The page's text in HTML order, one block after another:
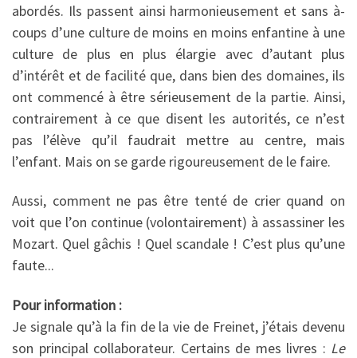
abordés. Ils passent ainsi harmonieusement et sans à-
coups d’une culture de moins en moins enfantine à une
culture de plus en plus élargie avec d’autant plus
d’intérêt et de facilité que, dans bien des domaines, ils
ont commencé à être sérieusement de la partie. Ainsi,
contrairement à ce que disent les autorités, ce n’est
pas l’élève qu’il faudrait mettre au centre, mais
l’enfant. Mais on se garde rigoureusement de le faire.
Aussi, comment ne pas être tenté de crier quand on
voit que l’on continue (volontairement) à assassiner les
Mozart. Quel gâchis ! Quel scandale ! C’est plus qu’une
faute...
Pour information :
Je signale qu’à la fin de la vie de Freinet, j’étais devenu
son principal collaborateur. Certains de mes livres : Le